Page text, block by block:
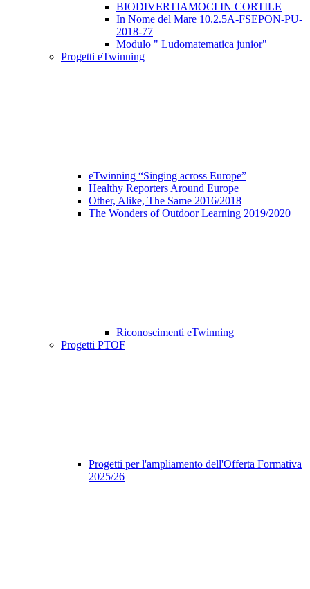
BIODIVERTIAMOCI IN CORTILE
In Nome del Mare 10.2.5A-FSEPON-PU-
2018-77
Modulo " Ludomatematica junior"
Progetti eTwinning
eTwinning “Singing across Europe”
Healthy Reporters Around Europe
Other, Alike, The Same 2016/2018
The Wonders of Outdoor Learning 2019/2020
Riconoscimenti eTwinning
Progetti PTOF
Progetti per l'ampliamento dell'Offerta Formativa
2025/26